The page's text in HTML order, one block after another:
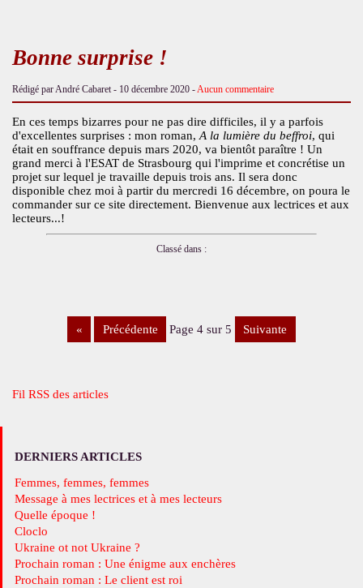
Bonne surprise !
Rédigé par André Cabaret - 10 décembre 2020-Aucun commentaire
En ces temps bizarres pour ne pas dire difficiles, il y a parfois
d'excellentes surprises : mon roman, A la lumière du beffroi, qui
était en souffrance depuis mars 2020, va bientôt paraître ! Un
grand merci à l'ESAT de Strasbourg qui l'imprime et concrétise un
projet sur lequel je travaille depuis trois ans. Il sera donc
disponible chez moi à partir du mercredi 16 décembre, on poura le
commander sur ce site directement. Bienvenue aux lectrices et aux
lecteurs...!
Classé dans :
« précédente page 4 sur 5 suivante
Fil RSS des articles
DERNIERS ARTICLES
Femmes, femmes, femmes
Message à mes lectrices et à mes lecteurs
Quelle époque !
Cloclo
Ukraine ot not Ukraine ?
Prochain roman : Une énigme aux enchères
Prochain roman : Le client est roi